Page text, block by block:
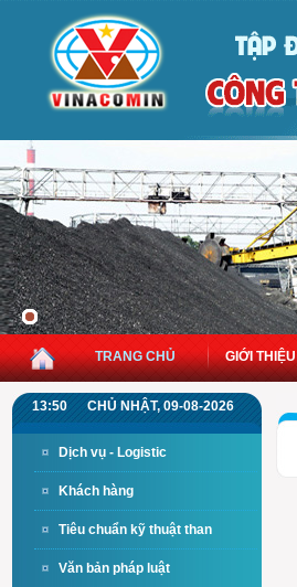
TRANG CHỦ GIỚI THIỆU
13:50 CHỦ NHẬT, 09-08-2026
Dịch vụ - Logistic
Khách hàng
Tiêu chuẩn kỹ thuật than
Văn bản pháp luật